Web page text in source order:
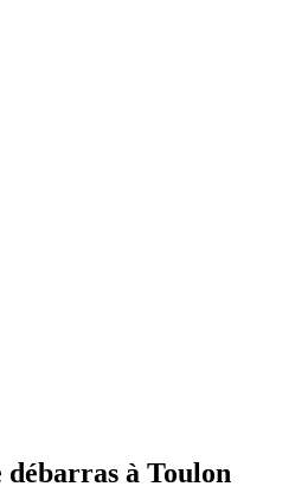
débarras à Toulon